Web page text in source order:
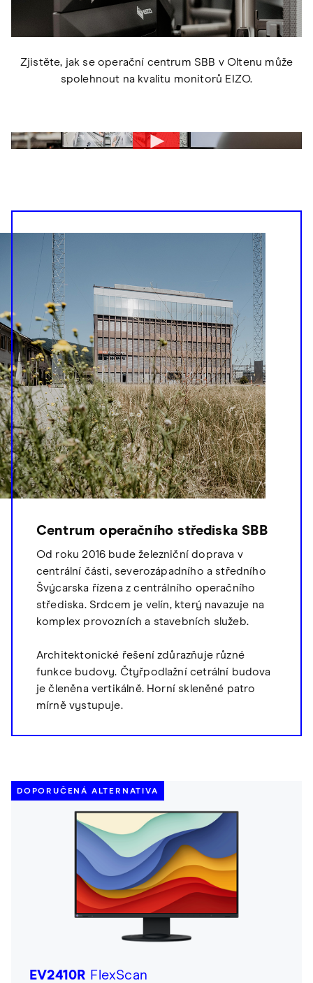
Zjistěte, jak se operační centrum SBB v Oltenu může
spolehnout na kvalitu monitorů EIZO.
Centrum operačního střediska SBB
Od roku 2016 bude železniční doprava v
centrální části, severozápadního a středního
Švýcarska řízena z centrálního operačního
střediska. Srdcem je velín, který navazuje na
komplex provozních a stavebních služeb.
Architektonické řešení zdůrazňuje různé
funkce budovy. Čtyřpodlažní cetrální budova
je členěna vertikálně. Horní skleněné patro
mírně vystupuje.
DOPORUČENÁ ALTERNATIVA
EV2410R FlexScan